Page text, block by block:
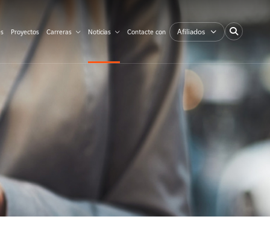
Proyectos Carreras Noticias Contacte con Afiliados